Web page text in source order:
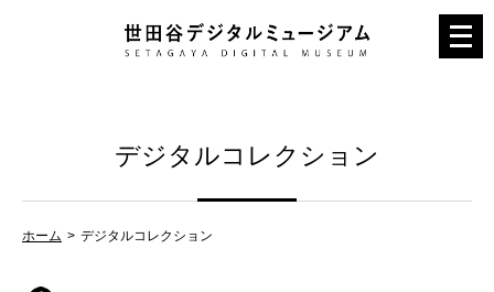
メ
ニ
デジタルコレクション
ホーム デジタルコレクション